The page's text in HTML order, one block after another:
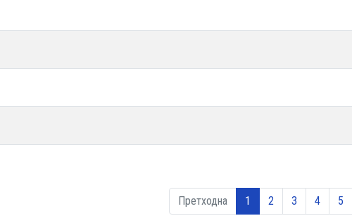
Претходна 1 2 3 4 5